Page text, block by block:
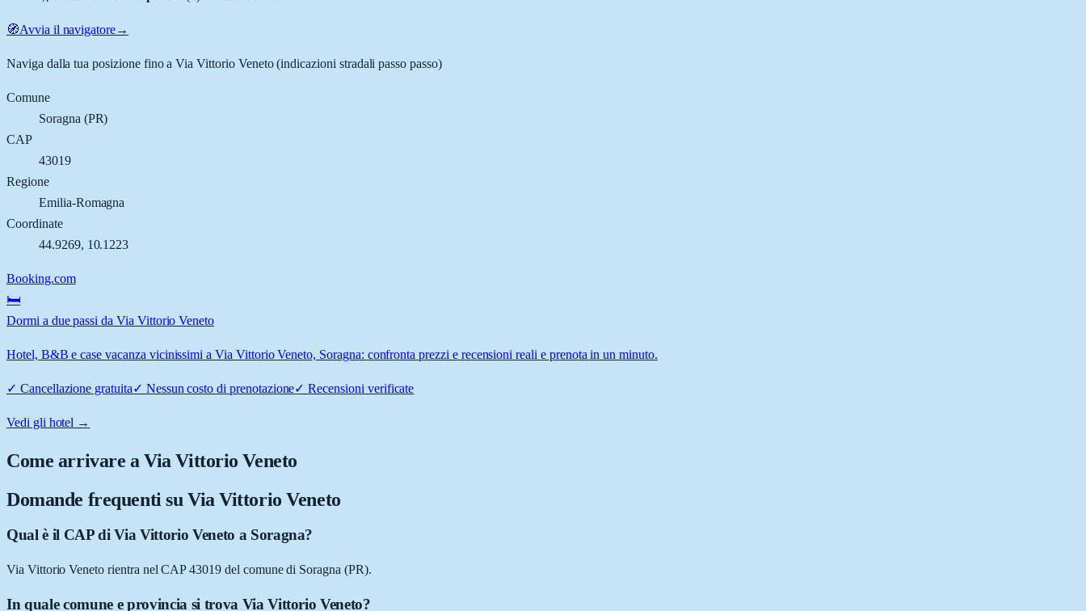
🧭Avvia il navigatore→
Naviga dalla tua posizione fino aVia Vittorio Veneto(indicazioni stradali passo passo)
Comune
Soragna (PR)
CAP
43019
Regione
Emilia-Romagna
Coordinate
44.9269, 10.1223
Booking.com
🛏️
Dormi a due passi da Via Vittorio Veneto
Hotel, B&B e case vacanza vicinissimi a Via Vittorio Veneto, Soragna: confronta prezzi e recensioni reali e prenota in un minuto.
✓ Cancellazione gratuita✓ Nessun costo di prenotazione✓Recensioni verificate
Vedi gli hotel →
Come arrivare aVia Vittorio Veneto
Domande frequenti su Via Vittorio Veneto
Qual è il CAP di Via Vittorio Veneto a Soragna?
Via Vittorio Veneto rientra nel CAP 43019 del comune di Soragna (PR).
In quale comune e provincia si trova Via Vittorio Veneto?